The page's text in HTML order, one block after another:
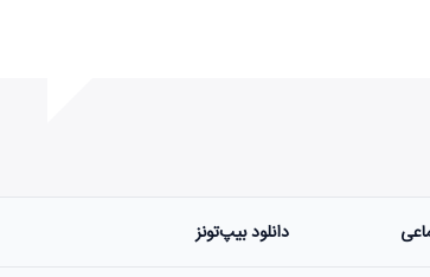
دانلود بیپ‌تونز